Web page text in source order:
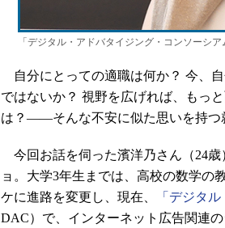
「デジタル・アドバタイジング・コンソーシ
自分にとっての適職は何か？ 今、
ではないか？ 視野を広げれば、もっ
は？――そんな不安に似た思いを持つ
今回お話を伺った濱洋乃さん（24
ョ。大学3年生までは、高校の数学の
ケに進路を変更し、現在、
「デジタ
DAC）で、インターネット広告関連